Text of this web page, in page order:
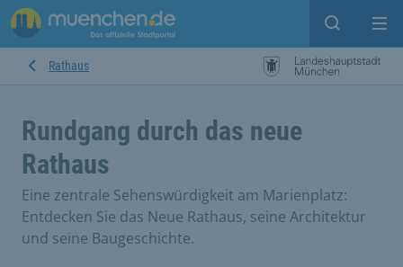
Suche
Rathaus
Rundgang durch das neue
Rathaus
Eine zentrale Sehenswürdigkeit am Marienplatz:
Entdecken Sie das Neue Rathaus, seine Architektur
und seine Baugeschichte.